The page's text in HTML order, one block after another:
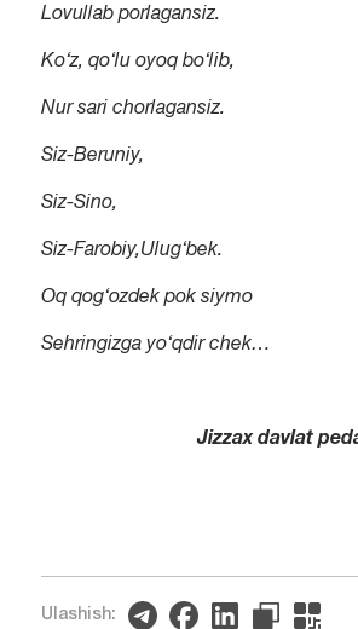
Lovullab porlagansiz.
Ko‘z, qo‘lu oyoq bo‘lib,
Nur sari chorlagansiz.
Siz-Beruniy,
Siz-Sino,
Siz-Farobiy,Ulug‘bek.
Oq qog‘ozdek pok siymo
Sehringizga yo‘qdir chek…
Jizzax davlat
Ulashish: